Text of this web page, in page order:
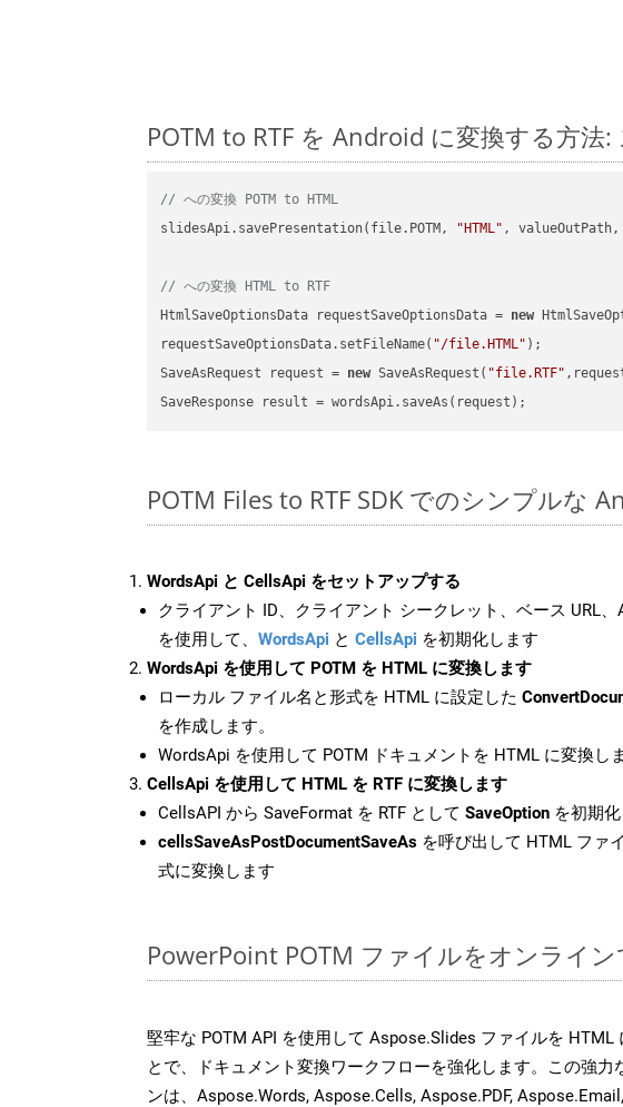
POTM to RTF を Android に変換する方
// への変換 POTM to HTML
slidesApi.savePresentation(file.POTM,
"HTML" ,
// への変換 HTML to RTF
HtmlSaveOptionsData requestSaveOptionsData = new
requestSaveOptionsData.setFileName( "/file.HTML" );
SaveAsRequest request = new SaveAsRequest( "file.RTF"
POTM Files to RTF SDK でのシンプルな
WordsApi と CellsApi をセットアップする
クライアント ID、クライアント シークレット、ベース URL、
を使用して、 WordsApi と CellsApi を初期化します
WordsApi を使用して POTM を HTML に変換します
ローカル ファイル名と形式を HTML に設定した
を作成します。
WordsApi を使用して POTM ドキュメントを HTML に変換しま
CellsApi を使用して HTML を RTF に変換します
CellsAPI から SaveFormat を RTF として SaveOption を初期
cellsSaveAsPostDocumentSaveAs を呼び出して HTML ファ
式に変換します
PowerPoint POTM ファイルをオンライ
堅牢な POTM API を使用して Aspose.Slides ファイルを HTML
とで、ドキュメント変換ワークフローを強化します。この強力
ンは、Aspose.Words, Aspose.Cells, Aspose.PDF, Aspose.Email,